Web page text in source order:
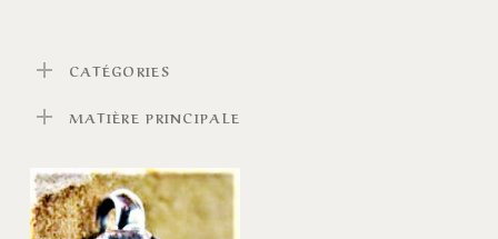
CATÉGORIES
MATIÈRE PRINCIPALE